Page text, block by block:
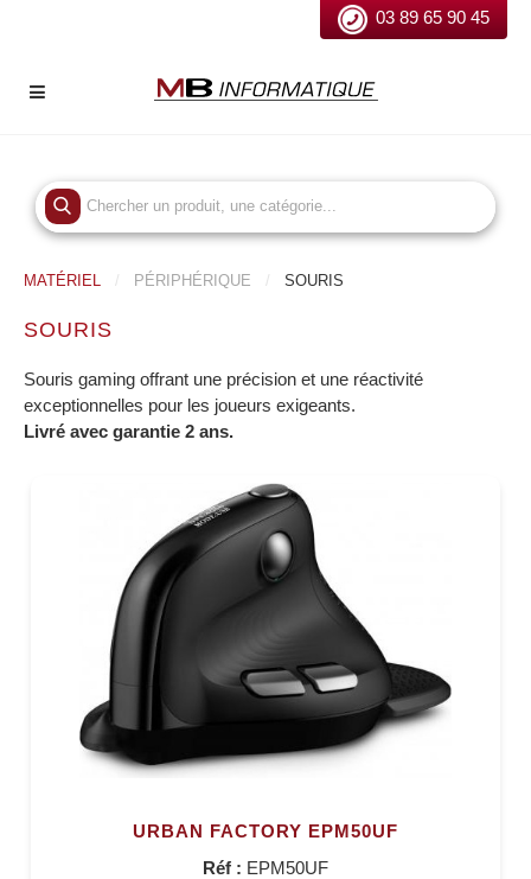
03 89 65 90 45
MATÉRIEL PÉRIPHÉRIQUE SOURIS
SOURIS
Souris gaming offrant une précision et une réactivité
exceptionnelles pour les joueurs exigeants.
Livré avec garantie 2 ans.
URBAN FACTORY EPM50UF
Réf : EPM50UF